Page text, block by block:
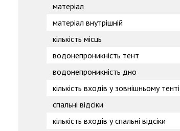
матеріал
матеріал внутрішній
кількість місць
водонепроникність тент
водонепроникність дно
кількість входів у зовнішньому тенті
спальні відсіки
кількість входів у спальні відсіки